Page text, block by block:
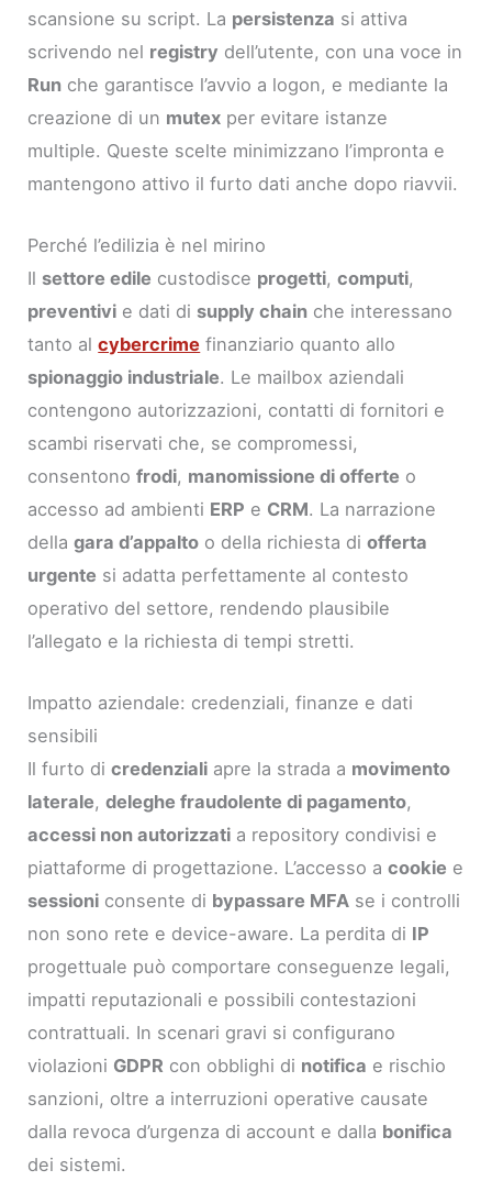
scansione su script. La persistenza si attiva
scrivendo nel registry dell’utente, con una voce in
Run che garantisce l’avvio a logon, e mediante la
creazione di un mutex per evitare istanze
multiple. Queste scelte minimizzano l’impronta e
mantengono attivo il furto dati anche dopo riavvii.
Perché l’edilizia è nel mirino
Il settore edile custodisce progetti,computi,
preventivi e dati di supply chain che interessano
tanto alcybercrime finanziario quanto allo
spionaggio industriale. Le mailbox aziendali
contengono autorizzazioni, contatti di fornitori e
scambi riservati che, se compromessi,
consentonofrodi, manomissione di offerte o
accesso ad ambienti ERP e CRM. La narrazione
dellagara d’appalto o della richiesta diofferta
urgente si adatta perfettamente al contesto
operativo del settore, rendendo plausibile
l’allegato e la richiesta di tempi stretti.
Impatto aziendale: credenziali, finanze e dati
sensibili
Il furto dicredenziali apre la strada a movimento
laterale,deleghe fraudolente di pagamento,
accessi non autorizzati a repository condivisi e
piattaforme di progettazione. L’accesso acookie e
sessioni consente di bypassare MFA se i controlli
non sono rete e device-aware. La perdita di IP
progettuale può comportare conseguenze legali,
impatti reputazionali e possibili contestazioni
contrattuali. In scenari gravi si configurano
violazioni GDPR con obblighi di notifica e rischio
sanzioni, oltre a interruzioni operative causate
dalla revoca d’urgenza di account e dalla bonifica
dei sistemi.